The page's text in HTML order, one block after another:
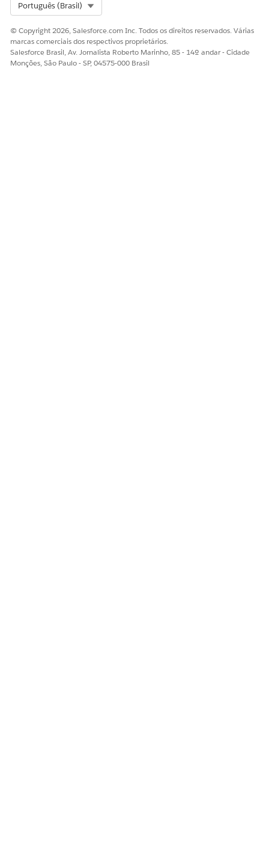
Português (Brasil)
© Copyright 2026, Salesforce.com Inc. Todos os direitos reservados. Várias
marcas comerciais dos respectivos proprietários.
Salesforce Brasil, Av. Jornalista Roberto Marinho, 85 - 14º andar - Cidade
Monções, São Paulo - SP, 04575-000 Brasil